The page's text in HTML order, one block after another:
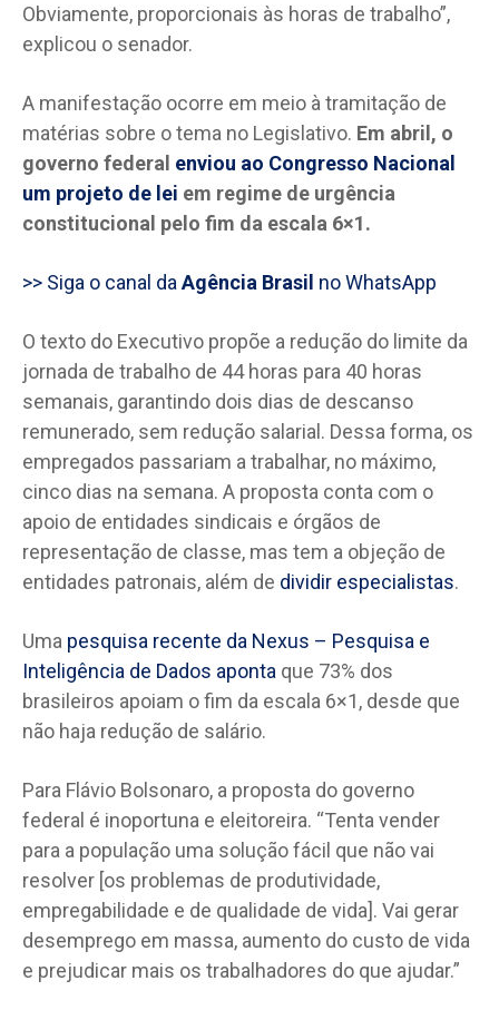
Obviamente, proporcionais às horas de trabalho”,
explicou o senador.
A manifestação ocorre em meio à tramitação de
matérias sobre o tema no Legislativo. Em abril, o
governo federal enviou ao Congresso Nacional
um projeto de lei em regime de urgência
constitucional pelo fim da escala 6×1.
>> Siga o canal da Agência Brasil no WhatsApp
O texto do Executivo propõe a redução do limite da
jornada de trabalho de 44 horas para 40 horas
semanais, garantindo dois dias de descanso
remunerado, sem redução salarial. Dessa forma, os
empregados passariam a trabalhar, no máximo,
cinco dias na semana. A proposta conta com o
apoio de entidades sindicais e órgãos de
representação de classe, mas tem a objeção de
entidades patronais, além de dividir especialistas.
Uma pesquisa recente da Nexus – Pesquisa e
Inteligência de Dados aponta que 73% dos
brasileiros apoiam o fim da escala 6×1, desde que
não haja redução de salário.
Para Flávio Bolsonaro, a proposta do governo
federal é inoportuna e eleitoreira. “Tenta vender
para a população uma solução fácil que não vai
resolver [os problemas de produtividade,
empregabilidade e de qualidade de vida]. Vai gerar
desemprego em massa, aumento do custo de vida
e prejudicar mais os trabalhadores do que ajudar.”